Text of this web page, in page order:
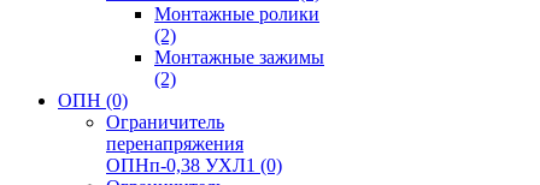
Монтажные ролики
(2)
Монтажные зажимы
(2)
ОПН (0)
Ограничитель
перенапряжения
ОПНп-0,38 УХЛ1 (0)